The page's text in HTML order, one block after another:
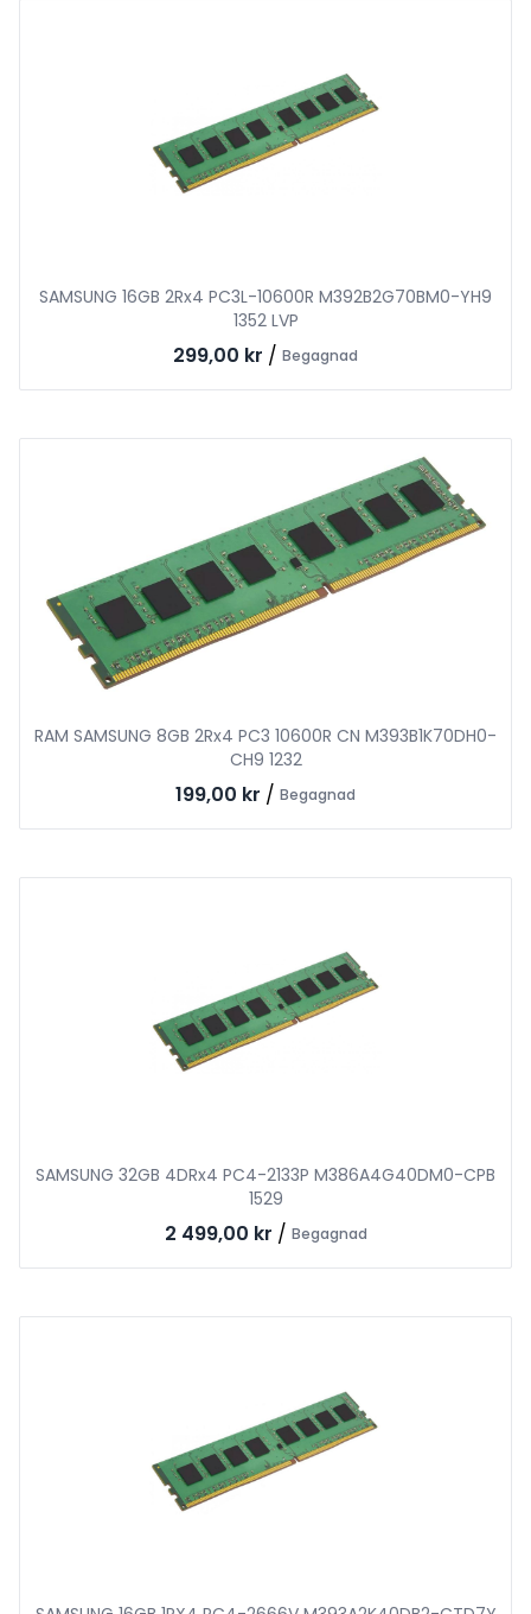
SAMSUNG 16GB 2Rx4 PC3L-10600R M392B2G70BM0-YH9
1352 LVP
299,00 kr / Begagnad
RAM SAMSUNG 8GB 2Rx4 PC3 10600R CN M393B1K70DH0-
CH9 1232
199,00 kr / Begagnad
SAMSUNG 32GB 4DRx4 PC4-2133P M386A4G40DM0-CPB
1529
2 499,00 kr / Begagnad